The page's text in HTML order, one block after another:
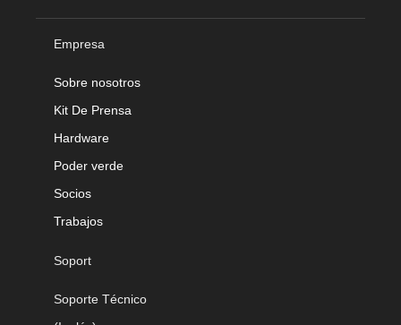
Empresa
Sobre nosotros
Kit De Prensa
Hardware
Poder verde
Socios
Trabajos
Soport
Soporte Técnico